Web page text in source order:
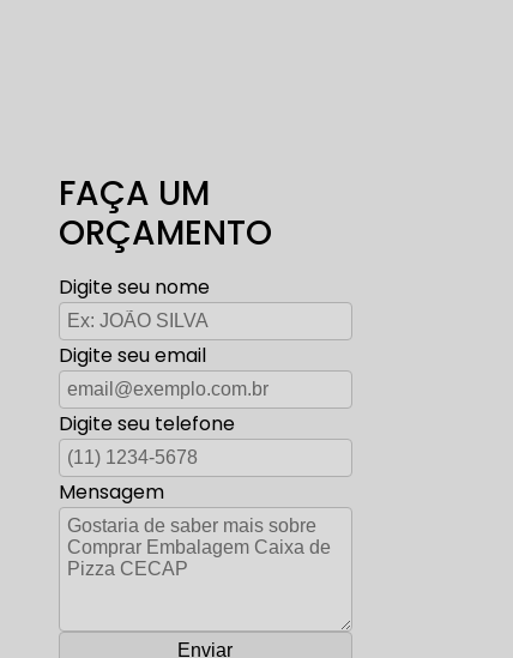
FAÇA UM
ORÇAMENTO
Digite seu nome
Digite seu email
Digite seu telefone
Mensagem